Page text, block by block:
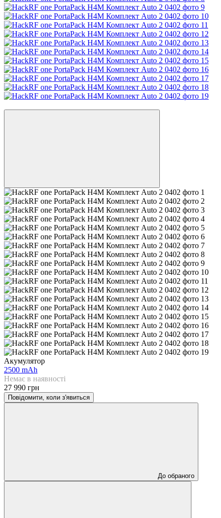
Акумулятор
2500 mAh
Немає в наявності
27 990 грн
Повідомити, коли з'явиться
До обраного